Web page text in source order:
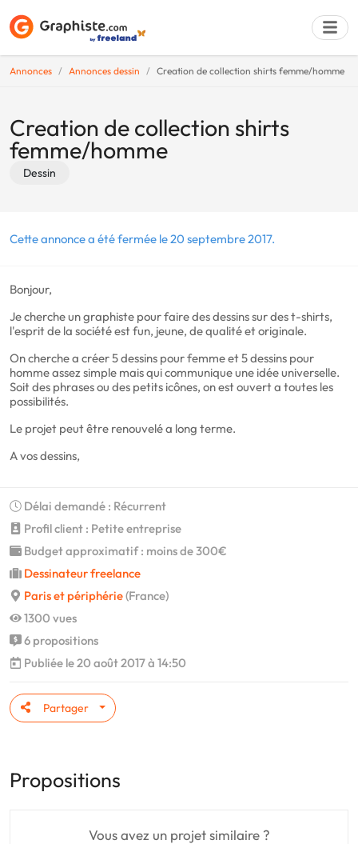
Annonces Annonces dessin Creation de collection shirts femme/homme
Creation de collection shirts
femme/homme
Dessin
Cette annonce a été fermée le 20 septembre 2017.
Bonjour,
Je cherche un graphiste pour faire des dessins sur des t-shirts,
l'esprit de la société est fun, jeune, de qualité et originale.
On cherche a créer 5 dessins pour femme et 5 dessins pour
homme assez simple mais qui communique une idée universelle.
Soit des phrases ou des petits icônes, on est ouvert a toutes les
possibilités.
Le projet peut être renouvelé a long terme.
A vos dessins,
Délai demandé : Récurrent
Profil client : Petite entreprise
Budget approximatif : moins de 300€
Dessinateur freelance
Paris et périphérie(France)
1300 vues
6 propositions
Publiée le 20 août 2017 à 14:50
Partager
Propositions
Vous avez un projet similaire ?